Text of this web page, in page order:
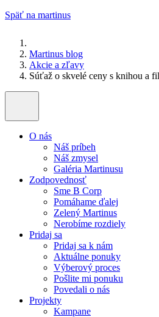
Späť na martinus
Martinus blog
Akcie a zľavy
Súťaž o skvelé ceny s knihou a
O nás
Náš príbeh
Náš zmysel
Galéria Martinusu
Zodpovednosť
Sme B Corp
Pomáhame ďalej
Zelený Martinus
Nerobíme rozdiely
Pridaj sa
Pridaj sa k nám
Aktuálne ponuky
Výberový proces
Pošlite mi ponuku
Povedali o nás
Projekty
Kampane